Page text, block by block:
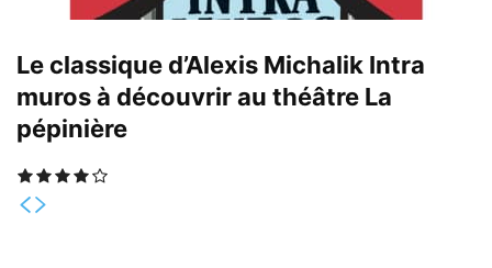
Le classique d’Alexis Michalik Intra
muros à découvrir au théâtre La
pépinière